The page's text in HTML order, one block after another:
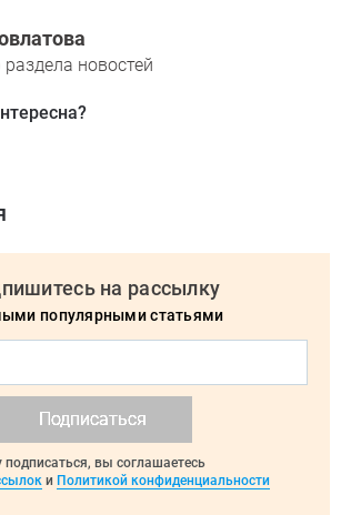
раздела новостей
на рассылку
популярными статьями
Подписаться
вы соглашаетесь
и Политикой конфиденциальности